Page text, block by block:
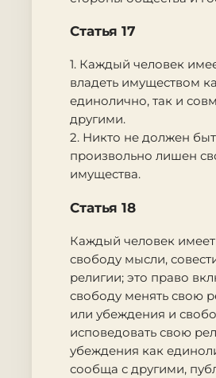
Статья 17
1. Каждый человек
владеть имуществом
единолично, так и
другими.
2. Никто не должен
произвольно лишен
имущества.
Статья 18
Каждый человек
свободу мысли,
религии; это право
свободу менять свою
или убеждения и
исповедовать свою
убеждения как
сообща с другими,